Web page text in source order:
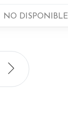
NO DISPONIBLE